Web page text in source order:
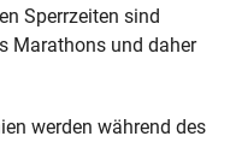
Sperrzeiten sind
Marathons und daher
werden während des